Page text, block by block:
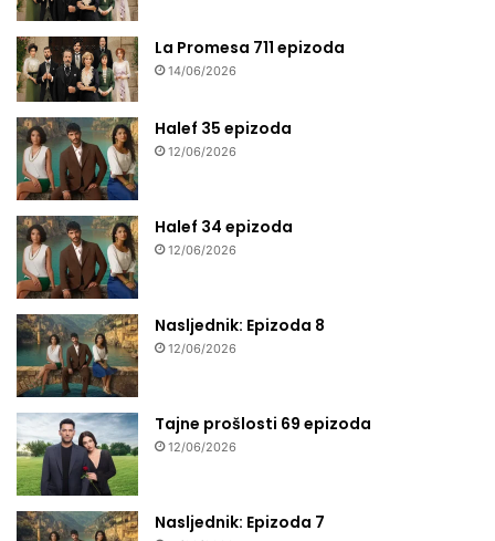
La Promesa 711 epizoda
14/06/2026
Halef 35 epizoda
12/06/2026
Halef 34 epizoda
12/06/2026
Nasljednik: Epizoda 8
12/06/2026
Tajne prošlosti 69 epizoda
12/06/2026
Nasljednik: Epizoda 7